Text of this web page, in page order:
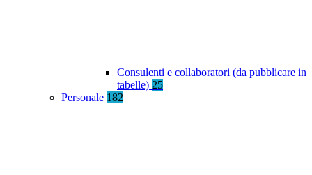
Consulenti e collaboratori (da pubblicare in
tabelle) 25
Personale 182